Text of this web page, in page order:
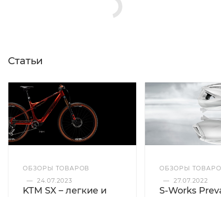
Статьи
ОБЗОРЫ ТОВАРОВ
— 24.07.2023
KTM SX – легкие и
ОБЗОРЫ
— 27.07.2022
S-Works